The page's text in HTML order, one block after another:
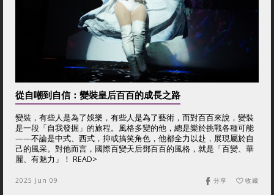
從自嘲到自信：變裝皇后百百的成長之路
變裝，有些人是為了娛樂，有些人是為了藝術，而對百百來說，變裝
是一段「自我發掘」的旅程。風格多變的他，總是樂於挑戰各種可能
——不論是中式、西式，抑或搞笑角色，他都全力以赴，展現屬於自
己的風采。對他而言，國際百變天后鄧百百的風格，就是「百變、華
麗、有魅力」！ READ>
2025 Jun 09 收藏
分享